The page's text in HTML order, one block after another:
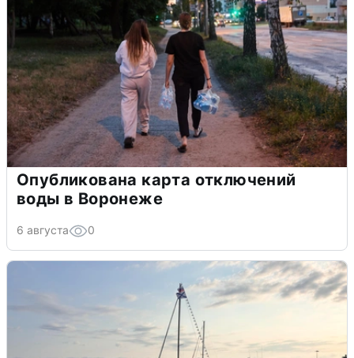
Опубликована карта отключений
воды в Воронеже
6 августа 0